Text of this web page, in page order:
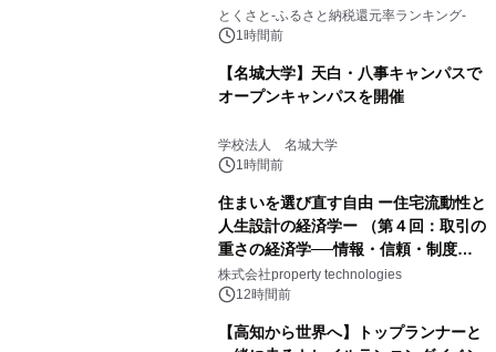
とくさと-ふるさと納税還元率ランキング-
1時間前
【名城大学】天白・八事キャンパスで
オープンキャンパスを開催
学校法人 名城大学
1時間前
住まいを選び直す自由 ー住宅流動性と
人生設計の経済学ー （第４回：取引の
重さの経済学──情報・信頼・制度を
PropTechはどう組み替えるか）｜
PropTech-Lab
株式会社property technologies
12時間前
【高知から世界へ】トップランナーと